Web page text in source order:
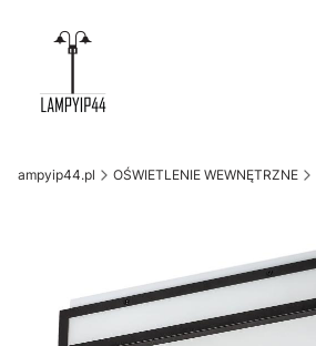
lampyip44.pl OŚWIETLENIE WEWNĘTRZNE